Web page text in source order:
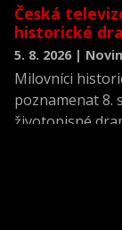
Česká
historické
5. 8. 2026 |
Milovníci
poznamenat 8.
životopisné